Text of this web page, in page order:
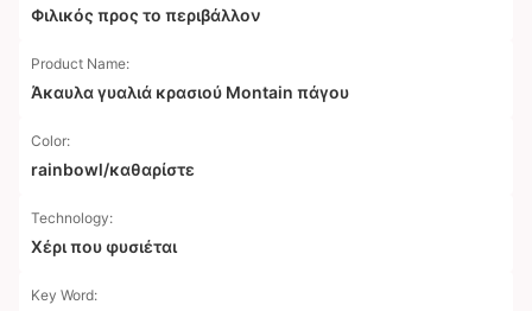
Φιλικός προς το περιβάλλον
Product Name:
Άκαυλα γυαλιά κρασιού Montain πάγου
Color:
rainbowl/καθαρίστε
Technology:
Χέρι που φυσιέται
Key Word: